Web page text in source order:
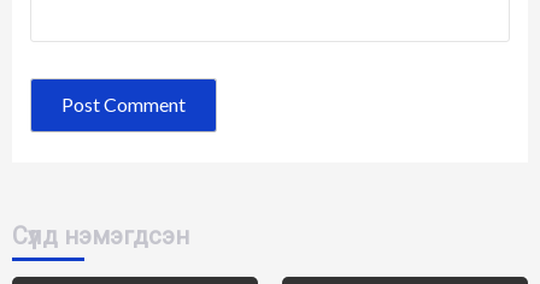
Сүүлд нэмэгдсэн